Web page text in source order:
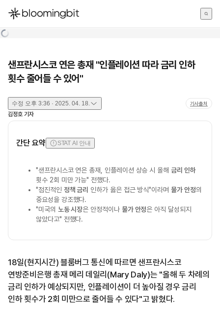
한국어
샌프란시스코 연은 총재 "인플레이션 따라 금리 인하
횟수 줄어들 수 있어"
수정 오후 3:36 · 2025. 04. 18. 기사출처
김정호 기자
간단 요약 STAT AI 안내
"샌프란시스코 연은 총재, 인플레이션 상승 시 올해 금리 인하
횟수 2회 미만 가능" 전했다.
"점진적인 정책 금리 인하가 옳은 접근 방식"이라며 물가 안정의
중요성을 강조했다.
"미국의 노동 시장은 안정적이나 물가 안정은 아직 달성되지
않았다고" 전했다.
18일(현지시간) 블룸버그 통신에 따르면 샌프란시스코
연방준비은행 총재 메리 데일리(Mary Daly)는 "올해 두 차례의
금리 인하가 예상되지만, 인플레이션이 더 높아질 경우 금리
인하 횟수가 2회 미만으로 줄어들 수 있다"고 밝혔다.